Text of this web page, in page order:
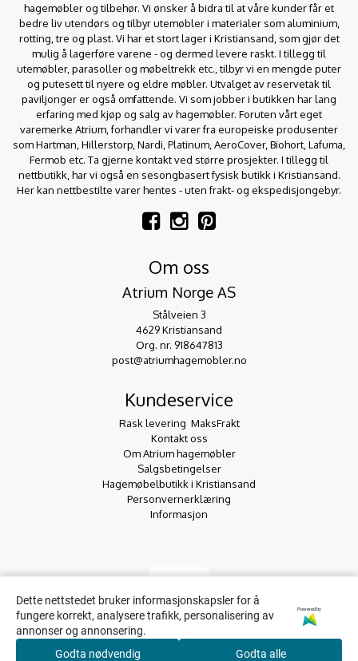
hagemøbler og tilbehør. Vi ønsker å bidra til at våre kunder får et
bedre liv utendørs og tilbyr utemøbler i materialer som aluminium,
rotting, tre og plast. Vi har et stort lager i Kristiansand, som gjør det
mulig å lagerføre varene - og dermed levere raskt. I tillegg til
utemøbler, parasoller og møbeltrekk etc., tilbyr vi en mengde puter
og putesett til nyere og eldre møbler. Utvalget av reservetak til
paviljonger er også omfattende. Vi som jobber i butikken har lang
erfaring med kjøp og salg av hagemøbler. Foruten vårt eget
varemerke Atrium, forhandler vi varer fra europeiske produsenter
som Hartman, Hillerstorp, Nardi, Platinum, AeroCover, Biohort, Lafuma,
Fermob etc. Ta gjerne kontakt ved større prosjekter. I tillegg til
nettbutikk, har vi også en sesongbasert fysisk butikk i Kristiansand.
Her kan nettbestilte varer hentes - uten frakt- og ekspedisjongebyr.
Om oss
Atrium Norge AS
Stålveien 3
4629 Kristiansand
Org. nr. 918647813
post@atriumhagemobler.no
Kundeservice
Rask levering  MaksFrakt
Kontakt oss
Om Atrium hagemøbler
Salgsbetingelser
Hagemøbelbutikk i Kristiansand
Personvernerklæring
Informasjon
Dette nettstedet bruker informasjonskapsler for å
fungere korrekt, analysere trafikk, personalisering av
annonser og annonsering.
Powered by
Godta nødvendig Godta alle